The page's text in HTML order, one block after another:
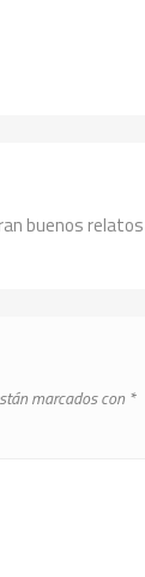
buenos relatos
marcados con *